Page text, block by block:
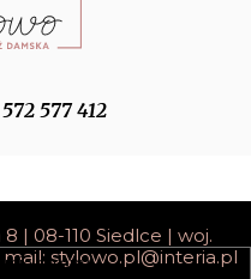
577 412
| 08-110 Siedlce | woj.
stylowo.pl@interia.pl
strony